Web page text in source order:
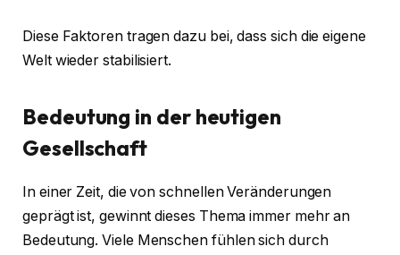
Diese Faktoren tragen dazu bei, dass sich die eigene
Welt wieder stabilisiert.
Bedeutung in der heutigen
Gesellschaft
In einer Zeit, die von schnellen Veränderungen
geprägt ist, gewinnt dieses Thema immer mehr an
Bedeutung. Viele Menschen fühlen sich durch